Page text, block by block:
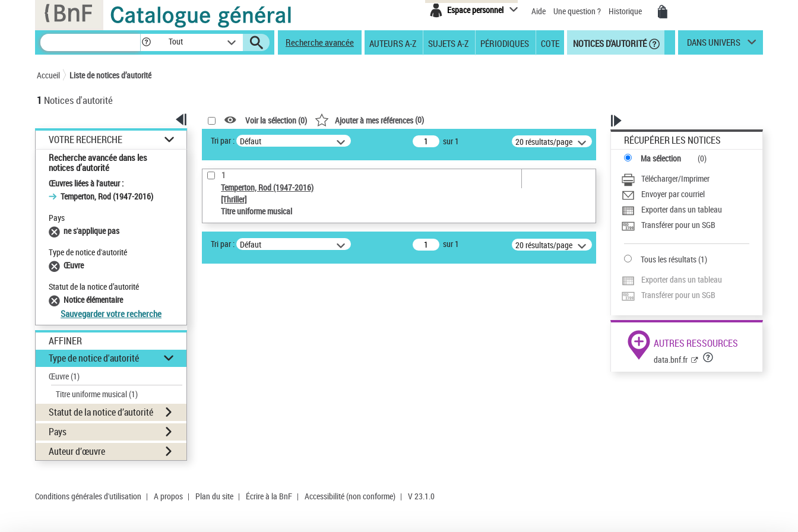
Espace personnel Aide Une question ? Historique
Tout Recherche avancée AUTEURS A-Z SUJETS A-Z PÉRIODIQUES COTE NOTICES D'AUTORITÉ DANS UNIVERS
Accueil Liste de notices d’autorité
1 Notices d'autorité
VOTRE RECHERCHE
Recherche avancée dans les
notices d’autorité
Œuvres liées à l'auteur :
Temperton, Rod (1947-2016)
Pays
ne s'applique pas
Type de notice d'autorité
Œuvre
Statut de la notice d’autorité
Notice élémentaire
Sauvegarder votre recherche
AFFINER
Type de notice d'autorité
Œuvre(1)
Titre uniforme musical(1)
Statut de la notice d’autorité
Pays
Auteur d’œuvre
Voir la sélection (0) Ajouter à mes références(0)
Tri par : Défaut sur 1 20 résultats/page
1
Temperton, Rod (1947-2016)
[Thriller]
Titre uniforme musical
Tri par : Défaut sur 1 20 résultats/page
RÉCUPÉRER LES NOTICES
Ma sélection (0)
Télécharger/Imprimer
Envoyer par courriel
Exporter dans un tableau
Transférer pour un SGB
Tous les résultats(1)
Exporter dans un tableau
Transférer pour un SGB
AUTRES RESSOURCES
data.bnf.fr
Conditions générales d'utilisation | A propos | Plan du site | Écrire à la BnF | Accessibilité (non conforme) | V 23.1.0
Panneau de gestion des cookies